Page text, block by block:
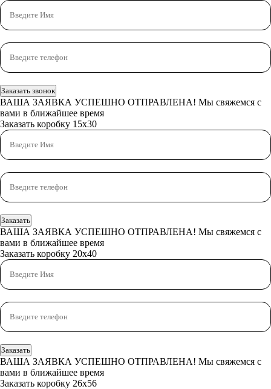
Заказать звонок
ВАША ЗАЯВКА УСПЕШНО ОТПРАВЛЕНА! Мы свяжемся с
вами в ближайшее время
Заказать коробку 15х30
Заказать
ВАША ЗАЯВКА УСПЕШНО ОТПРАВЛЕНА! Мы свяжемся с
вами в ближайшее время
Заказать коробку 20x40
Заказать
ВАША ЗАЯВКА УСПЕШНО ОТПРАВЛЕНА! Мы свяжемся с
вами в ближайшее время
Заказать коробку 26x56